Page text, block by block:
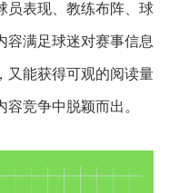
员表现、教练布阵、球
容满足球迷对赛事信息
又能获得可观的阅读量
竞争中脱颖而出。